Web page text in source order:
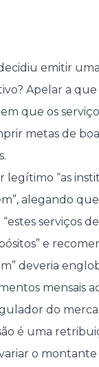
emitir
Apelar a que
que os
metas de
“as
alegando
serviços
e
deveria
mensais
do
é uma
o